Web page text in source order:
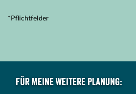
*Pflichtfelder
Für meine weitere Planung: